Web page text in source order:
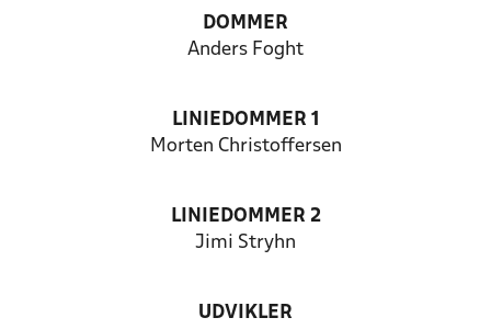
DOMMER
Anders Foght
LINIEDOMMER 1
Morten Christoffersen
LINIEDOMMER 2
Jimi Stryhn
UDVIKLER